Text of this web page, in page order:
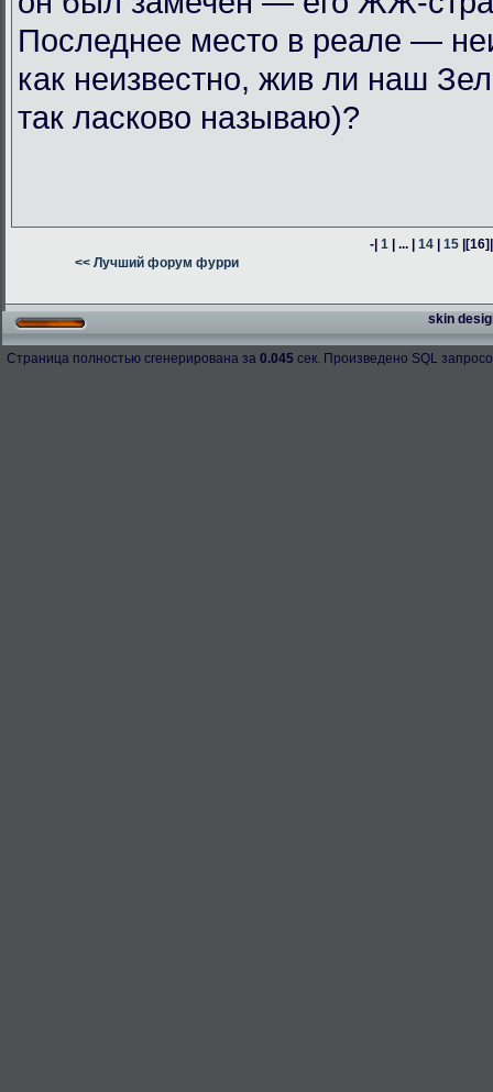
Последнее место в реале —
как неизвестно, жив ли наш
так ласково называю)?
-| 1 | ... | 14 | 15 |[16]
<< Лучший форум фурри
skin
Страница полностью сгенерирована за 0.045 сек. Произведено SQL